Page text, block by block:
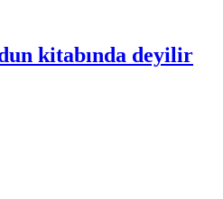
kitabında deyilir